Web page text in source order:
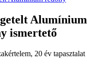
Alumínium
ismertető
20 év tapasztalat